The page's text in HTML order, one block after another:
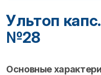
Ультоп
№28
Основные